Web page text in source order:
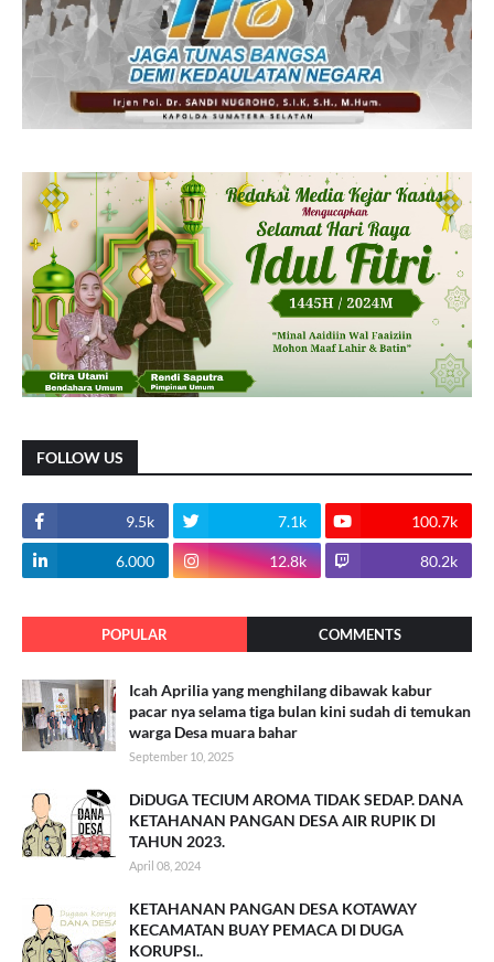
FOLLOW US
9.5k 7.1k 100.7k
6.000 12.8k 80.2k
POPULAR COMMENTS
Icah Aprilia yang menghilang dibawak kabur
pacar nya selama tiga bulan kini sudah di temukan
warga Desa muara bahar
September 10, 2025
DiDUGA TECIUM AROMA TIDAK SEDAP. DANA
KETAHANAN PANGAN DESA AIR RUPIK DI
TAHUN 2023.
April 08, 2024
KETAHANAN PANGAN DESA KOTAWAY
KECAMATAN BUAY PEMACA DI DUGA
KORUPSI..